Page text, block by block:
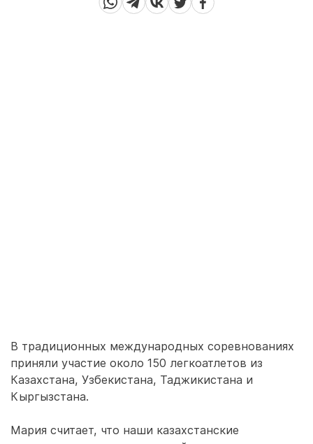
В традиционных международных соревнованиях
приняли участие около 150 легкоатлетов из
Казахстана, Узбекистана, Таджикистана и
Кыргызстана.
Мария считает, что наши казахстанские